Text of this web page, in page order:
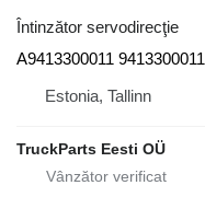
Întinzător servodirecţie
A9413300011 9413300011
Estonia, Tallinn
TruckParts Eesti OÜ